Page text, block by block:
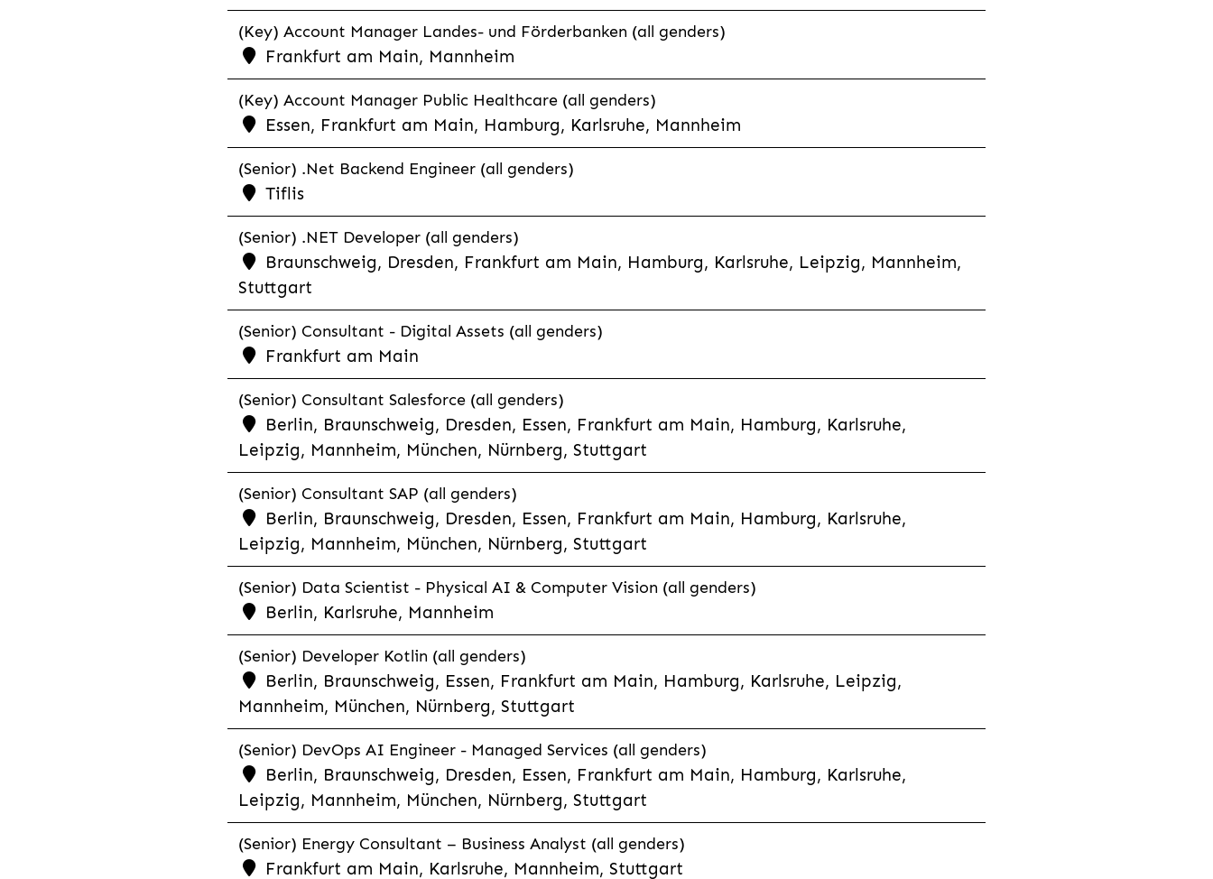
(Key) Account Manager Landes- und Förderbanken (all genders)
Frankfurt am Main, Mannheim
(Key) Account Manager Public Healthcare (all genders)
Essen, Frankfurt am Main, Hamburg, Karlsruhe, Mannheim
(Senior) .Net Backend Engineer (all genders)
Tiflis
(Senior) .NET Developer (all genders)
Braunschweig, Dresden, Frankfurt am Main, Hamburg, Karlsruhe, Leipzig, Mannheim,
Stuttgart
(Senior) Consultant - Digital Assets (all genders)
Frankfurt am Main
(Senior) Consultant Salesforce (all genders)
Berlin, Braunschweig, Dresden, Essen, Frankfurt am Main, Hamburg, Karlsruhe,
Leipzig, Mannheim, München, Nürnberg, Stuttgart
(Senior) Consultant SAP (all genders)
Berlin, Braunschweig, Dresden, Essen, Frankfurt am Main, Hamburg, Karlsruhe,
Leipzig, Mannheim, München, Nürnberg, Stuttgart
(Senior) Data Scientist - Physical AI & Computer Vision (all genders)
Berlin, Karlsruhe, Mannheim
(Senior) Developer Kotlin (all genders)
Berlin, Braunschweig, Essen, Frankfurt am Main, Hamburg, Karlsruhe, Leipzig,
Mannheim, München, Nürnberg, Stuttgart
(Senior) DevOps AI Engineer - Managed Services (all genders)
Berlin, Braunschweig, Dresden, Essen, Frankfurt am Main, Hamburg, Karlsruhe,
Leipzig, Mannheim, München, Nürnberg, Stuttgart
(Senior) Energy Consultant – Business Analyst (all genders)
Frankfurt am Main, Karlsruhe, Mannheim, Stuttgart